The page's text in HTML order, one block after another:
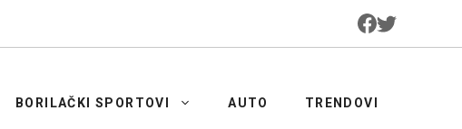
BORILAČKI SPORTOVI AUTO TRENDOVI